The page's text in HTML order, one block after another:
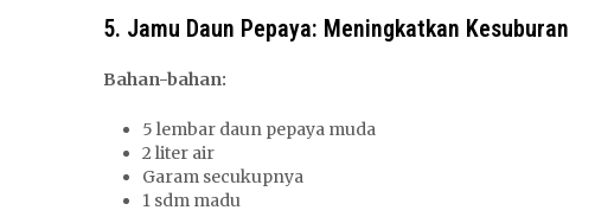
5. Jamu Daun Pepaya: Meningkatkan Kesuburan
Bahan-bahan:
5 lembar daun pepaya muda
2 liter air
Garam secukupnya
1 sdm madu